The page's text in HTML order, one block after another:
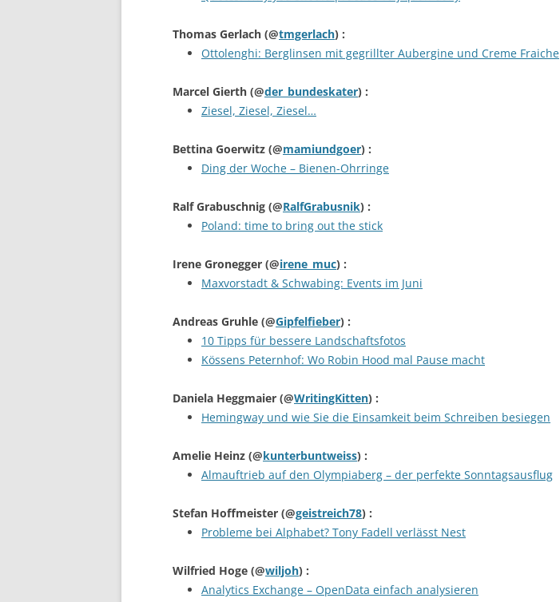
Thomas Gerlach (@tmgerlach) :
Ottolenghi: Berglinsen mit gegrillter Aubergine und Creme Fraiche
Marcel Gierth (@der_bundeskater) :
Ziesel, Ziesel, Ziesel…
Bettina Goerwitz (@mamiundgoer) :
Ding der Woche – Bienen-Ohrringe
Ralf Grabuschnig (@RalfGrabusnik) :
Poland: time to bring out the stick
Irene Gronegger (@irene_muc) :
Maxvorstadt & Schwabing: Events im Juni
Andreas Gruhle (@Gipfelfieber) :
10 Tipps für bessere Landschaftsfotos
Kössens Peternhof: Wo Robin Hood mal Pause macht
Daniela Heggmaier (@WritingKitten) :
Hemingway und wie Sie die Einsamkeit beim Schreiben besiegen
Amelie Heinz (@kunterbuntweiss) :
Almauftrieb auf den Olympiaberg – der perfekte Sonntagsausflug
Stefan Hoffmeister (@geistreich78) :
Probleme bei Alphabet? Tony Fadell verlässt Nest
Wilfried Hoge (@wiljoh) :
Analytics Exchange – OpenData einfach analysieren